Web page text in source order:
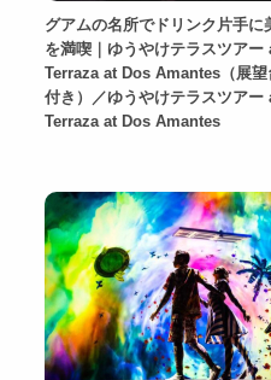
グアムの名所でドリンク片手に
を満喫｜ゆうやけテラスツアー
Terraza at Dos Amantes（展望
付き）／ゆうやけテラスツアー
Terraza at Dos Amantes